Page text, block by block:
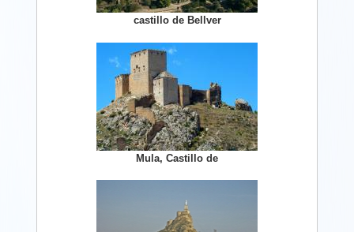
castillo de Bellver
Mula, Castillo de